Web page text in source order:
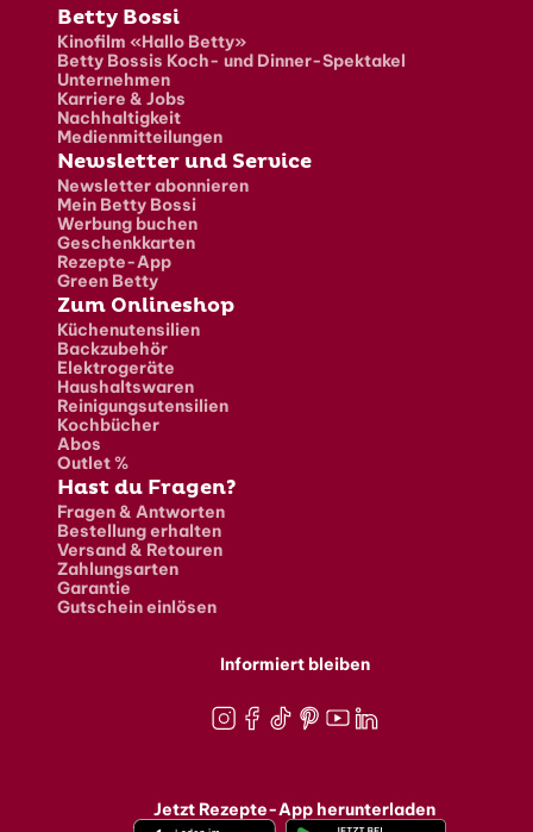
Fusszeile
Betty Bossi
Kinofilm «Hallo Betty»
Betty Bossis Koch- und Dinner-Spektakel
Unternehmen
Karriere & Jobs
Nachhaltigkeit
Medienmitteilungen
Newsletter und Service
Newsletter abonnieren
Mein Betty Bossi
Werbung buchen
Geschenkkarten
Rezepte-App
Green Betty
Zum Onlineshop
Küchenutensilien
Backzubehör
Elektrogeräte
Haushaltswaren
Reinigungsutensilien
Kochbücher
Abos
Outlet %
Hast du Fragen?
Fragen & Antworten
Bestellung erhalten
Versand & Retouren
Zahlungsarten
Garantie
Gutschein einlösen
Informiert bleiben
Jetzt Rezepte-App herunterladen